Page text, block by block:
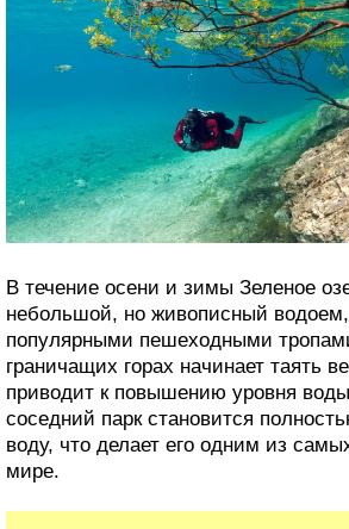
В течение осени и зимы Зеленое
небольшой, но живописный
популярными пешеходными
граничащих горах начинает таять
приводит к повышению уровня
соседний парк становится
воду, что делает его одним из
мире.